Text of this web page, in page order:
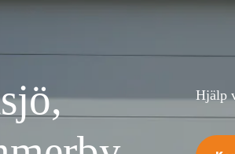
Hjälp